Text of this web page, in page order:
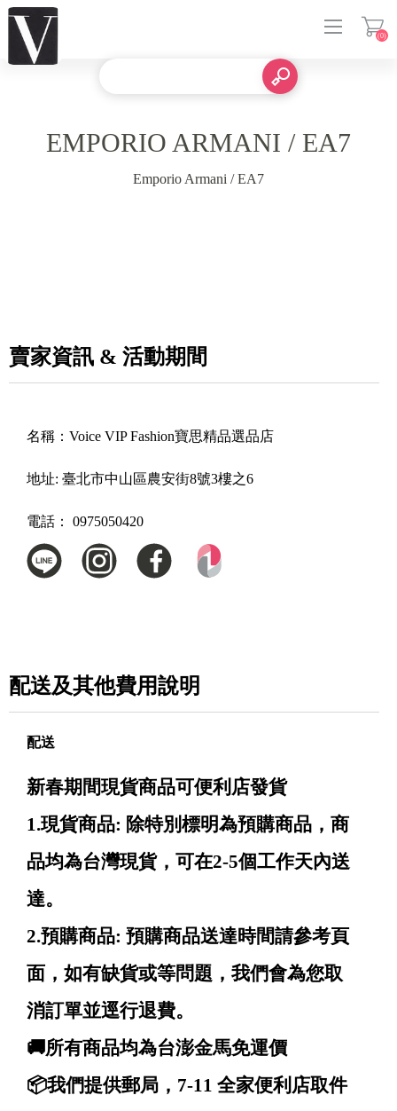
(0)
EMPORIO ARMANI / EA7
Emporio Armani / EA7
賣家資訊 & 活動期間
名稱： Voice VIP Fashion寶思精品選品店
地址: 臺北市中山區農安街8號3樓之6
電話： 0975050420
配送及其他費用說明
配送
新春期間現貨商品可便利店發貨
1.現貨商品: 除特別標明為預購商品，商
品均為台灣現貨，可在2-5個工作天內送
達。
2.預購商品: 預購商品送達時間請參考頁
面，如有缺貨或等問題，我們會為您取
消訂單並逕行退費。
🚚所有商品均為台澎金馬免運價
📦我們提供郵局，7-11 全家便利店取件